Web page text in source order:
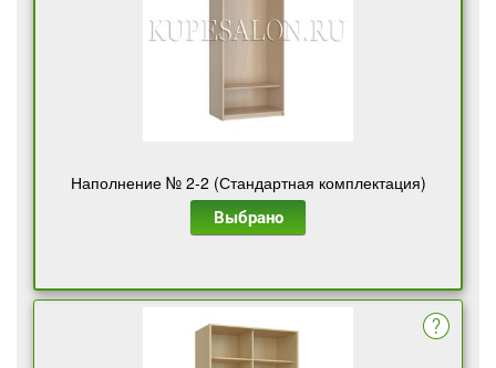
Наполнение № 2-2 (Стандартная комплектация)
Выбрано